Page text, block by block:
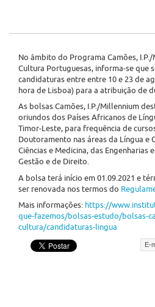
No âmbito do Programa Camões,
Cultura Portuguesas, informa-se que
candidaturas entre entre 10 e 23 de
hora de Lisboa) para a atribuição de
As bolsas Camões, I.P./Millennium
oriundos dos Países Africanos de
Timor‑Leste, para frequência de
Doutoramento nas áreas da Língua e
Ciências e Medicina, das Engenharias
Gestão e de Direito.
A bolsa terá início em 01.09.2021 e
ser renovada nos termos do
Mais informações: https://
que-fazemos/bolsas-estudo/bolsas-
cultura/candidaturas-lingua
E-